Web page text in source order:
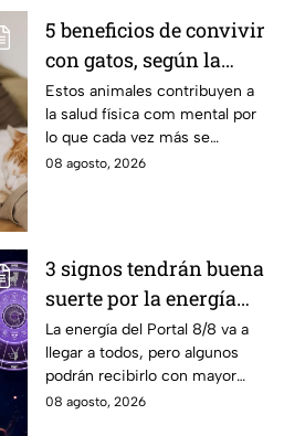
5 beneficios de convivir
con gatos, según la
ciencia
Estos animales contribuyen a
la salud física com mental por
lo que cada vez más se
recomienda su presencia.
08 agosto, 2026
3 signos tendrán buena
suerte por la energía
del Portal del León
La energía del Portal 8/8 va a
llegar a todos, pero algunos
podrán recibirlo con mayor
énfasis.
08 agosto, 2026